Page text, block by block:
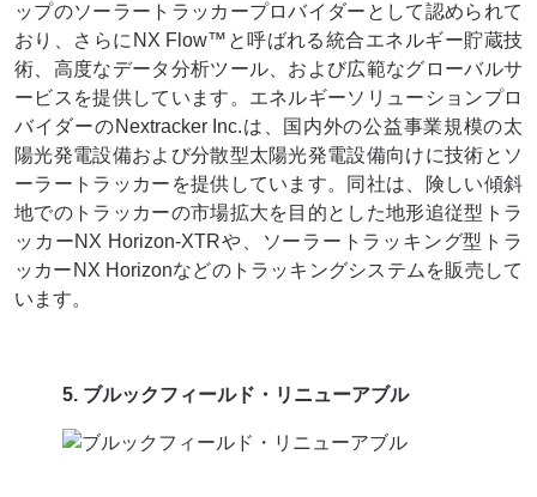
ップのソーラートラッカープロバイダーとして認められて
おり、さらにNX Flow™と呼ばれる統合エネルギー貯蔵技
術、高度なデータ分析ツール、および広範なグローバルサ
ービスを提供しています。エネルギーソリューションプロ
バイダーのNextracker Inc.は、国内外の公益事業規模の太
陽光発電設備および分散型太陽光発電設備向けに技術とソ
ーラートラッカーを提供しています。同社は、険しい傾斜
地でのトラッカーの市場拡大を目的とした地形追従型トラ
ッカーNX Horizo​​n-XTRや、ソーラートラッキング型トラ
ッカーNX Horizo​​nなどのトラッキングシステムを販売して
います。
5. ブルックフィールド・リニューアブル